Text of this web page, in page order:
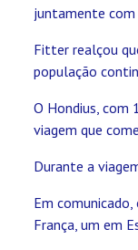
juntamente com
Fitter realçou
população
O Hondius, com
viagem que
Durante a
Em
França, um em